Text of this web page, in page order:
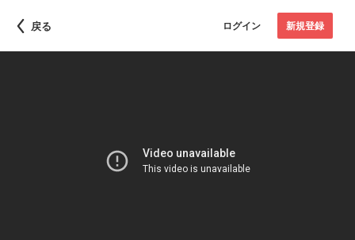
戻る ログイン 新規登録